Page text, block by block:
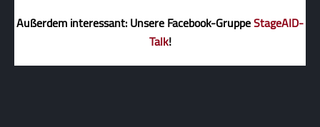
Außerdem interessant: Unsere Facebook-GruppeStageAID-
Talk!